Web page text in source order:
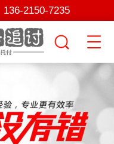
136-2150-7235